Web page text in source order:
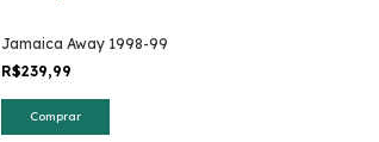
Jamaica Away 1998-99
R$239,99
Comprar